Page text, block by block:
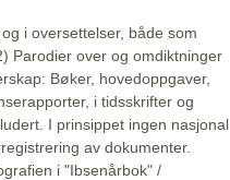
i oversettelser, både som
Parodier over og omdiktninger
Bøker, hovedoppgaver,
i tidsskrifter og
I prinsippet ingen nasjonal
av dokumenter.
i "Ibsenårbok" /